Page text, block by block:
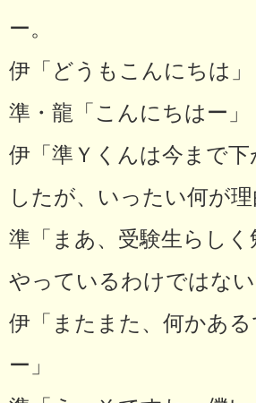
ー。
伊「どうもこんにちは」
準・龍「こんにちはー」
伊「準Ｙくんは今まで
したが、いったい何が
準「まあ、受験生らし
やっているわけではない
伊「またまた、何かあ
ー」